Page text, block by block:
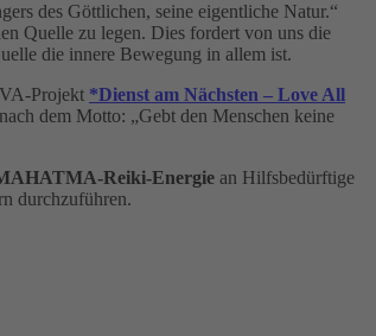
des Göttlichen, seine eigentliche Natur.“
Quelle zu legen. Dies fordert von uns die
die innere Bewegung in allem ist.
Projekt *Dienst am Nächsten – Love All
dem Motto: „Gebt den Menschen keine
Reiki-Energie an Hilfsbedürftige
durchzuführen.